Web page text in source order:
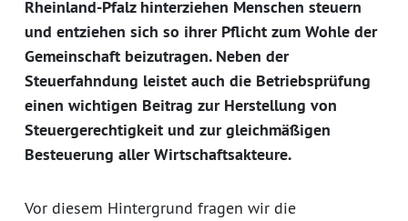
Rheinland-Pfalz hinterziehen Menschen steuern
und entziehen sich so ihrer Pflicht zum Wohle der
Gemeinschaft beizutragen. Neben der
Steuerfahndung leistet auch die Betriebsprüfung
einen wichtigen Beitrag zur Herstellung von
Steuergerechtigkeit und zur gleichmäßigen
Besteuerung aller Wirtschaftsakteure.
Vor diesem Hintergrund fragen wir die